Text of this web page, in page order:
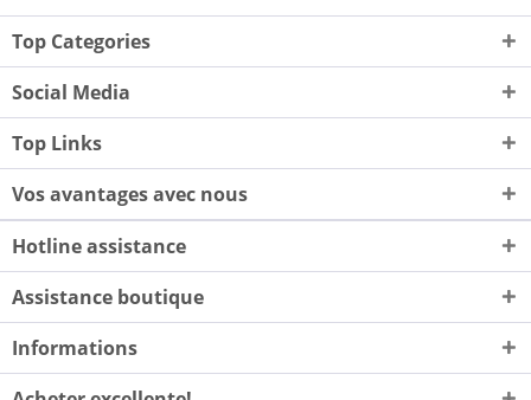
Top Categories
Social Media
Top Links
Vos avantages avec nous
Hotline assistance
Assistance boutique
Informations